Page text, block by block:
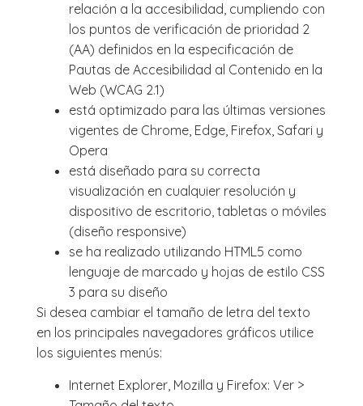
relación a la accesibilidad, cumpliendo con
los puntos de verificación de prioridad 2
(AA) definidos en la especificación de
Pautas de Accesibilidad al Contenido en la
Web (WCAG 2.1)
está optimizado para las últimas versiones
vigentes de Chrome, Edge, Firefox, Safari y
Opera
está diseñado para su correcta
visualización en cualquier resolución y
dispositivo de escritorio, tabletas o móviles
(diseño responsive)
se ha realizado utilizando HTML5 como
lenguaje de marcado y hojas de estilo CSS
3 para su diseño
Si desea cambiar el tamaño de letra del texto
en los principales navegadores gráficos utilice
los siguientes menús:
Internet Explorer, Mozilla y Firefox: Ver >